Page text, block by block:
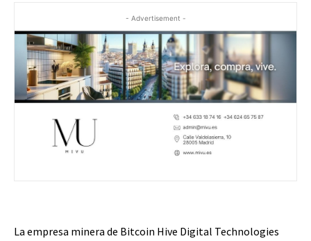
- Advertisement -
La empresa minera de Bitcoin Hive Digital Technologies